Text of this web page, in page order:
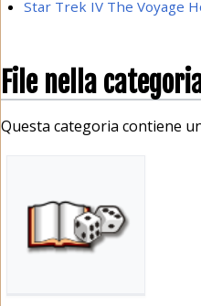
Star Trek IV The Voyage
File nella
Questa categoria contiene